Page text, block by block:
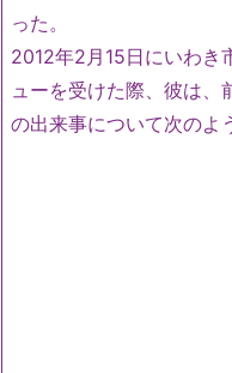
った。
2012年2月15日にいわき
ューを受けた際、彼は、
の出来事について次のよ